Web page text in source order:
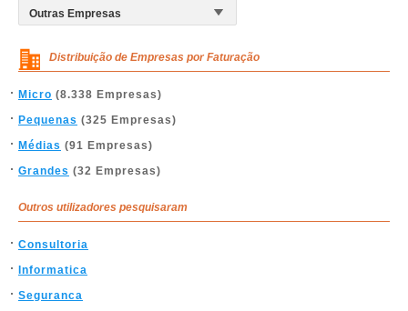
Distribuição de Empresas por Faturação
Micro (8.338 Empresas)
Pequenas (325 Empresas)
Médias (91 Empresas)
Grandes (32 Empresas)
Outros utilizadores pesquisaram
Consultoria
Informatica
Seguranca